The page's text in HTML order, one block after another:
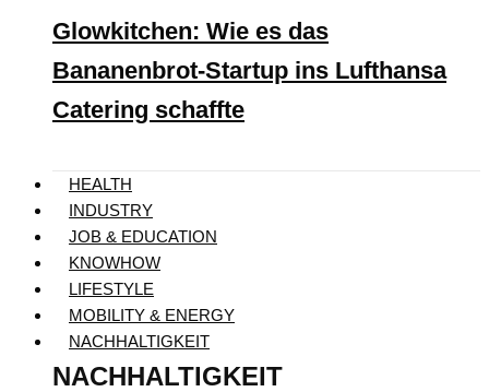
Glowkitchen: Wie es das
Bananenbrot-Startup ins Lufthansa
Catering schaffte
HEALTH
INDUSTRY
JOB & EDUCATION
KNOWHOW
LIFESTYLE
MOBILITY & ENERGY
NACHHALTIGKEIT
NACHHALTIGKEIT